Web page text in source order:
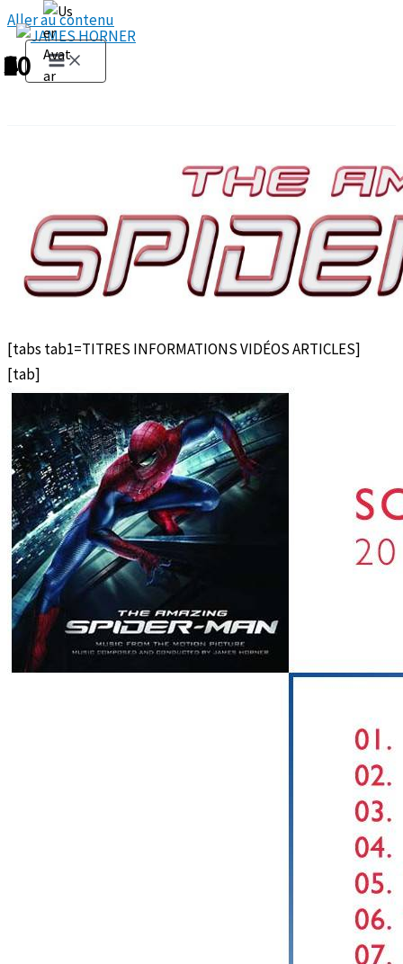
Aller au contenu
[tabs tab1=TITRES INFORMATIONS VIDÉOS ARTICLES]
[tab]
1
2
3
4
5
6
7
8
9
10